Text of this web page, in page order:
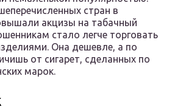
стран в
акцизы на табачный
стало легче торговать
Она дешевле, а по
от сигарет, сделанных по
марок.